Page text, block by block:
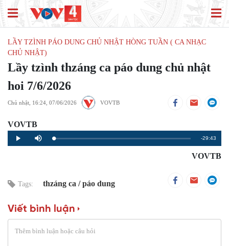
LẦY TZÌNH PÁO DUNG CHỦ NHẬT HÒNG TUẦN ( CA NHẠC
CHỦ NHẬT)
Lầy tzình thzáng ca páo dung chủ nhật
hoi 7/6/2026
Chủ nhật, 16:24, 07/06/2026 VOVTB
VOVTB
Play Mute Loaded:
0%
Progress:
0%
Remaining
Time
-29:43
VOVTB
Tags: thzáng ca páo dung
Viết bình luận